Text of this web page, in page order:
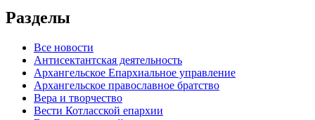
Разделы
Все новости
Антисектантская деятельность
Архангельское Епархиальное управление
Архангельское православное братство
Вера и творчество
Вести Котласской епархии